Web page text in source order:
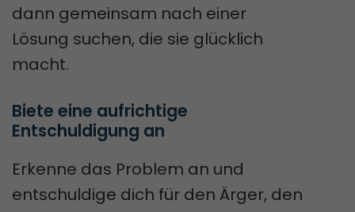
dann gemeinsam nach einer
Lösung suchen, die sie glücklich
macht.
Biete eine aufrichtige
Entschuldigung an
Erkenne das Problem an und
entschuldige dich für den Ärger, den